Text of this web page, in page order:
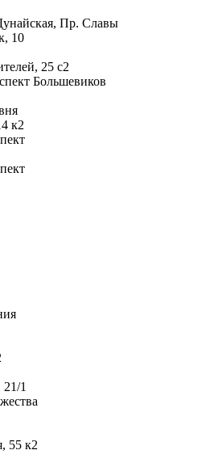
Пр. Славы
10
25 с2
Большевиков
к2
1
55 к2